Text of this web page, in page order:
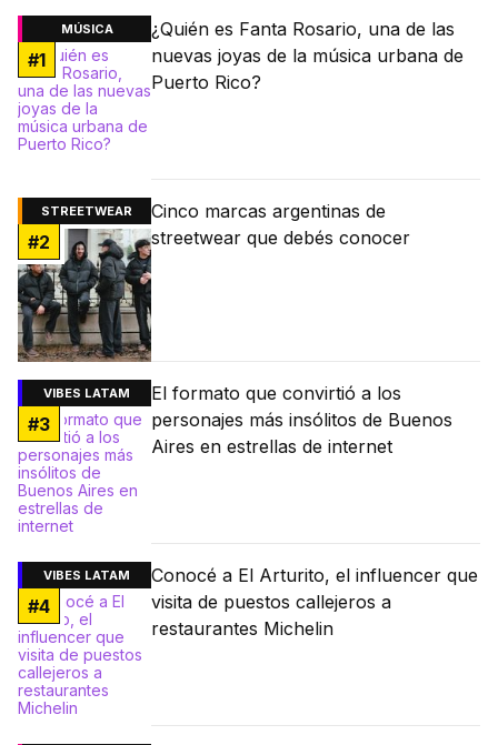
MÚSICA
#1
¿Quién es Fanta Rosario, una de las
nuevas joyas de la música urbana de
Puerto Rico?
STREETWEAR
#2
Cinco marcas argentinas de
streetwear que debés conocer
VIBES LATAM
#3
El formato que convirtió a los
personajes más insólitos de Buenos
Aires en estrellas de internet
VIBES LATAM
#4
Conocé a El Arturito, el influencer que
visita de puestos callejeros a
restaurantes Michelin